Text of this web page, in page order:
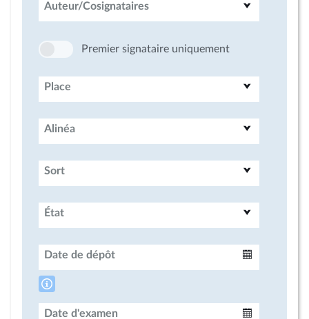
Auteur/Cosignataires
Premier signataire uniquement
Place
Alinéa
Sort
État
Date de dépôt
Date d'examen